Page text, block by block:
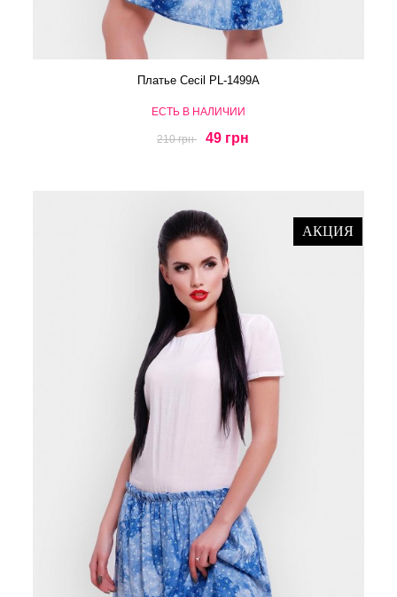
Платье Cecil PL-1499A
ЕСТЬ В НАЛИЧИИ
210 грн 49 грн
АКЦИЯ